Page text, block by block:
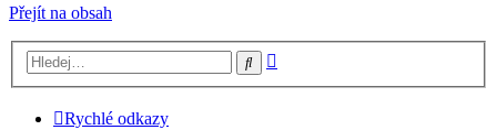
Přejít na obsah
Hledat
Rychlé odkazy